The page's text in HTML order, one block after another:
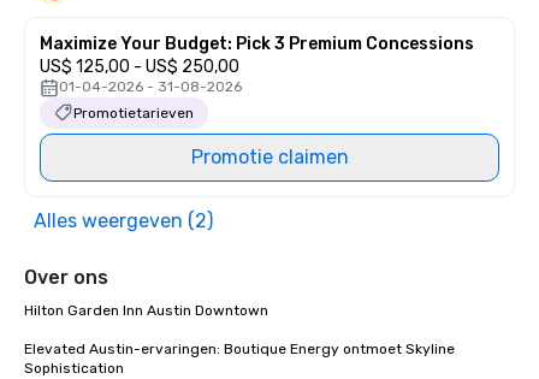
Maximize Your Budget: Pick 3 Premium Concessions
US$ 125,00 - US$ 250,00
01-04-2026 - 31-08-2026
Promotietarieven
Promotie claimen
Alles weergeven (2)
Over ons
Hilton Garden Inn Austin Downtown
Elevated Austin-ervaringen: Boutique Energy ontmoet Skyline
Sophistication